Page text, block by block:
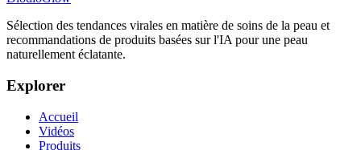
Sélection des tendances virales en matière de soins de la peau et
recommandations de produits basées sur l'IA pour une peau
naturellement éclatante.
Explorer
Accueil
Vidéos
Produits